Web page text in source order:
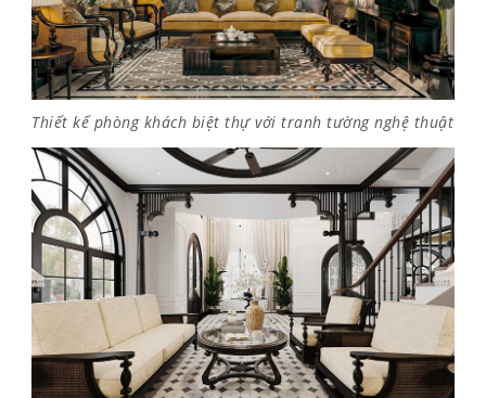
Thiết kế phòng khách biệt thự với tranh tường nghệ thuật